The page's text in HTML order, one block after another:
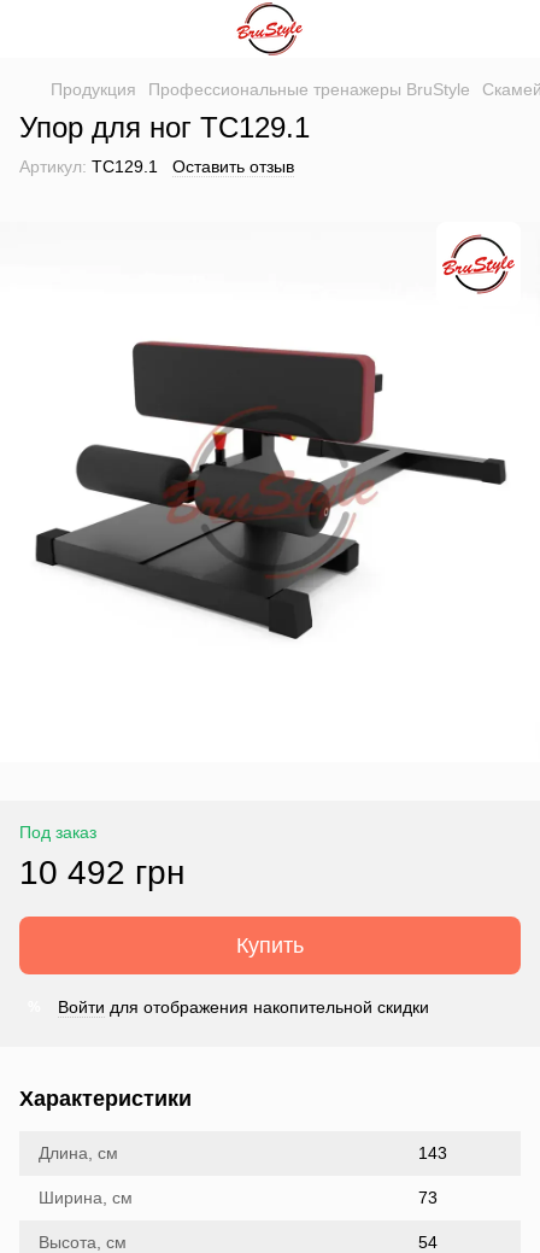
Продукция Профессиональные тренажеры BruStyle
Упор для ног TC129.1
Артикул: TC129.1 Оставить отзыв
Под заказ
10 492 грн
Купить
Войти для отображения накопительной скидки
Характеристики
Длина, см 143
Ширина, см 73
Высота, см 54